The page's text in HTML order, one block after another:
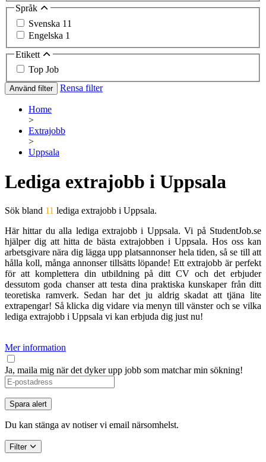
Språk
Svenska 11
Engelska 1
Etikett
Top Job
Använd filter Rensa filter
Home
>
Extrajobb
>
Uppsala
Lediga extrajobb i Uppsala
Sök bland 11 lediga extrajobb i Uppsala.
Här hittar du alla lediga extrajobb i Uppsala. Vi på StudentJob.se
hjälper dig att hitta de bästa extrajobben i Uppsala. Hos oss kan
arbetsgivare nära dig lägga upp platsannonser hela tiden, så se till att
hålla koll, många annonser tillsätts löpande! Ett extrajobb är perfekt
för att komplettera din utbildning på ditt CV och det erbjuder
dessutom goda chanser att testa dina praktiska kunskaper från ditt
teoretiska ramverk. Sedan har det ju aldrig skadat att tjäna lite
extrapengar! Så klicka dig vidare via menyn till vänster och se vilka
lediga extrajobb i Uppsala vi kan erbjuda dig just nu!
Mer information
Ja, maila mig när det dyker upp jobb som matchar min sökning!
If
you
are
a
human,
this
field
Spara alert
Du kan stänga av notiser vi email närsomhelst.
Filter